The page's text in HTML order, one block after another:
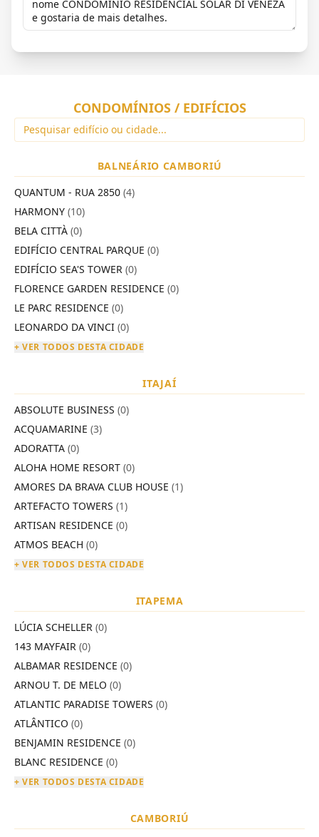
CONDOMÍNIOS / EDIFÍCIOS
BALNEÁRIO CAMBORIÚ
QUANTUM - RUA 2850 (4)
HARMONY (10)
BELA CITTÀ (0)
EDIFÍCIO CENTRAL PARQUE (0)
EDIFÍCIO SEA'S TOWER (0)
FLORENCE GARDEN RESIDENCE (0)
LE PARC RESIDENCE (0)
LEONARDO DA VINCI (0)
+ VER TODOS DESTA CIDADE
ITAJAÍ
ABSOLUTE BUSINESS (0)
ACQUAMARINE (3)
ADORATTA (0)
ALOHA HOME RESORT (0)
AMORES DA BRAVA CLUB HOUSE (1)
ARTEFACTO TOWERS (1)
ARTISAN RESIDENCE (0)
ATMOS BEACH (0)
+ VER TODOS DESTA CIDADE
ITAPEMA
LÚCIA SCHELLER (0)
143 MAYFAIR (0)
ALBAMAR RESIDENCE (0)
ARNOU T. DE MELO (0)
ATLANTIC PARADISE TOWERS (0)
ATLÂNTICO (0)
BENJAMIN RESIDENCE (0)
BLANC RESIDENCE (0)
+ VER TODOS DESTA CIDADE
CAMBORIÚ